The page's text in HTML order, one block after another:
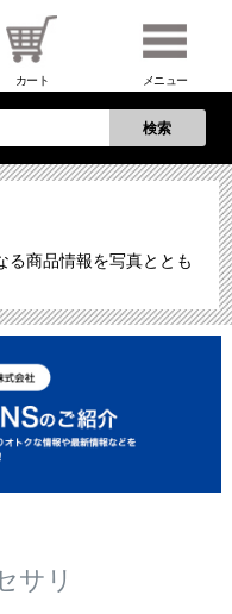
カート メニュー
検索
る商品情報を写真ととも
サリ